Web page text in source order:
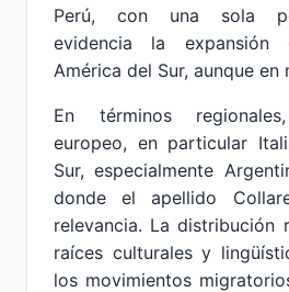
Perú, con una sola
evidencia la
América del Sur, aunque en
En términos
europeo, en particular
Sur, especialmente
donde el apellido
relevancia. La distribución
raíces culturales y
los movimientos